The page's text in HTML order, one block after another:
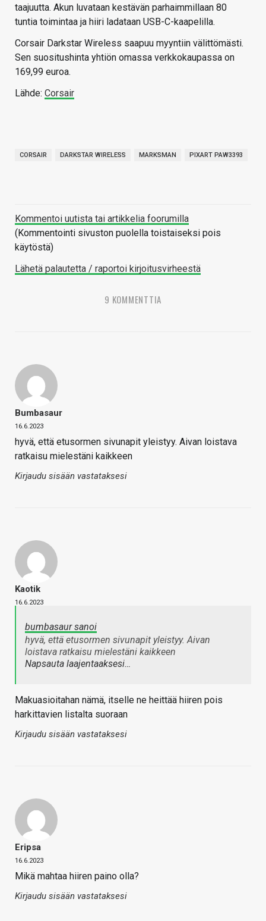
taajuutta. Akun luvataan kestävän parhaimmillaan 80
tuntia toimintaa ja hiiri ladataan USB-C-kaapelilla.
Corsair Darkstar Wireless saapuu myyntiin välittömästi.
Sen suositushinta yhtiön omassa verkkokaupassa on
169,99 euroa.
Lähde: Corsair
CORSAIR DARKSTAR WIRELESS MARKSMAN PIXART PAW3393
Kommentoi uutista tai artikkelia foorumilla
(Kommentointi sivuston puolella toistaiseksi pois
käytöstä)
Lähetä palautetta / raportoi kirjoitusvirheestä
9 KOMMENTTIA
Bumbasaur
16.6.2023
hyvä, että etusormen sivunapit yleistyy. Aivan loistava
ratkaisu mielestäni kaikkeen
Kirjaudu sisään vastataksesi
Kaotik
16.6.2023
bumbasaur sanoi
hyvä, että etusormen sivunapit yleistyy. Aivan
loistava ratkaisu mielestäni kaikkeen
Napsauta laajentaaksesi…
Makuasioitahan nämä, itselle ne heittää hiiren pois
harkittavien listalta suoraan
Kirjaudu sisään vastataksesi
Eripsa
16.6.2023
Mikä mahtaa hiiren paino olla?
Kirjaudu sisään vastataksesi